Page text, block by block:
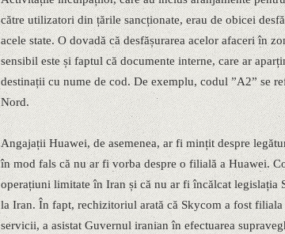
către utilizatori din țările sancționate, erau de obicei
acele state. O dovadă că desfășurarea acelor afaceri în
sensibil este și faptul că documente interne, care ar
destinații cu nume de cod. De exemplu, codul ”A2” se
Nord.
Angajații Huawei, de asemenea, ar fi mințit despre
în mod fals că nu ar fi vorba despre o filială a Huawei.
operațiuni limitate în Iran și că nu ar fi încălcat legislația
la Iran. În fapt, rechizitoriul arată că Skycom a fost
servicii, a asistat Guvernul iranian în efectuarea